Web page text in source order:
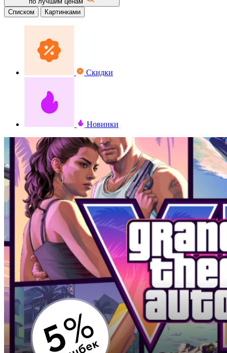
Списком
Картинками
Скидки
Новинки